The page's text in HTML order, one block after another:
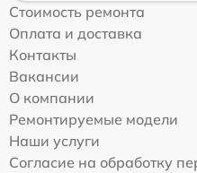
Стоимость ремонта
Оплата и доставка
Контакты
Вакансии
О компании
Ремонтируемые модели
Наши услуги
Согласие на обработку